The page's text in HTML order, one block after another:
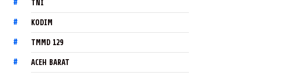
TNI
KODIM
TMMD 129
ACEH BARAT